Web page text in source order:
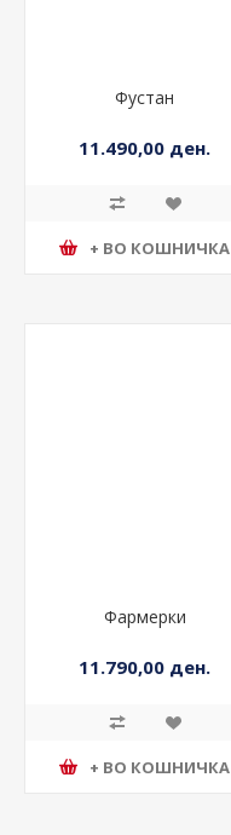
Фустан
11.490,00 ден.
+ ВО КОШНИЧКА
Фармерки
11.790,00 ден.
+ ВО КОШНИЧКА